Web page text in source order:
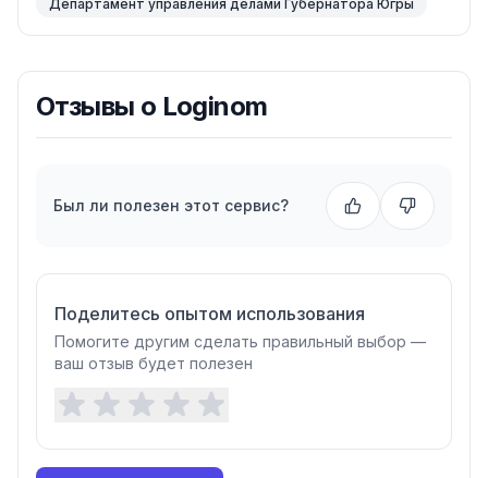
Департамент управления делами Губернатора Югры
Отзывы о Loginom
Был ли полезен этот сервис?
Поделитесь опытом использования
Помогите другим сделать правильный выбор —
ваш отзыв будет полезен